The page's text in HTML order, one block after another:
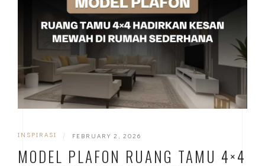
INSPIRASI | FEBRUARY 2, 2026
MODEL PLAFON RUANG TAMU 4×4